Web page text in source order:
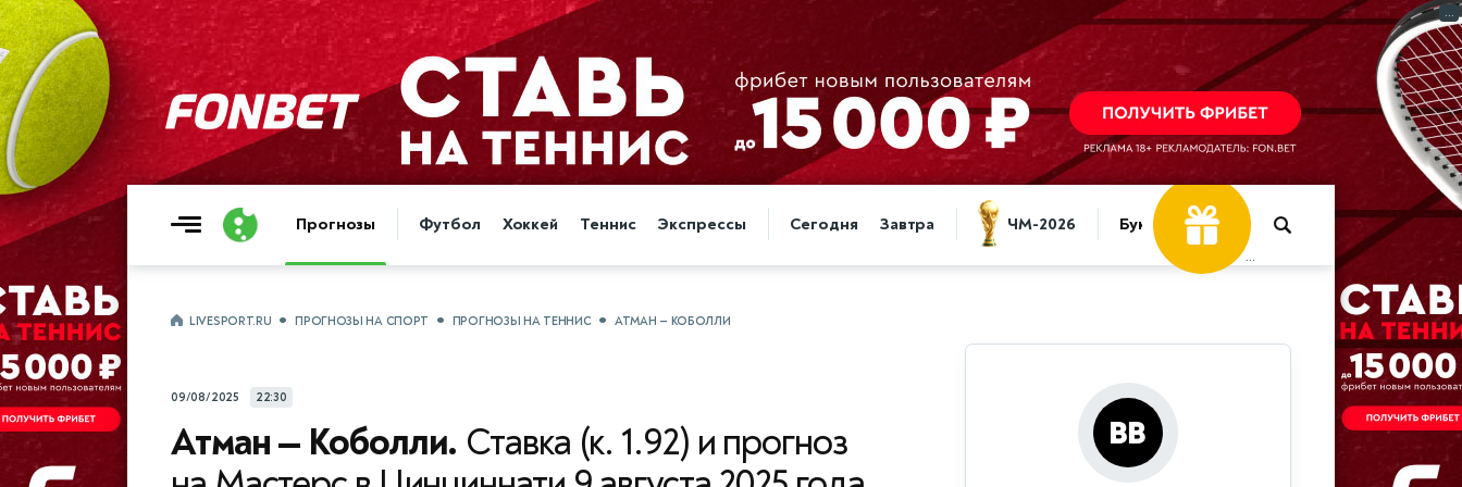
Прогнозы Футбол Хоккей Теннис Экспрессы Сегодня Завтра ЧМ-2026 Букмекеры
Фрибет
30 000 ₽
...
LIVESPORT.RU ПРОГНОЗЫ НА СПОРТ ПРОГНОЗЫ НА ТЕННИС АТМАН — КОБОЛЛИ
09/08/2025 22:30
Атман — Коболли. Ставка (к. 1.92) и прогноз
...